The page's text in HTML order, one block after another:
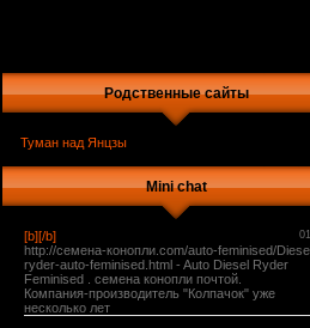
Родственные сайты
Туман над Янцзы
Mini chat